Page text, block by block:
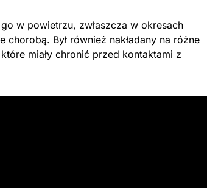
w powietrzu, zwłaszcza w okresach
Był również nakładany na różne
miały chronić przed kontaktami z